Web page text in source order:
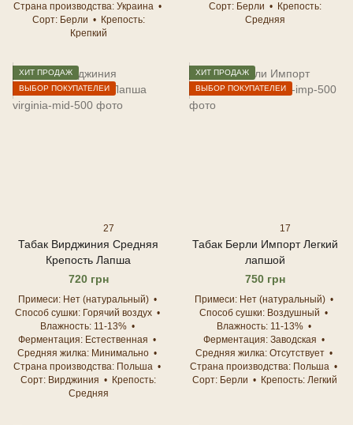
Страна производства Украина
Сорт
Берли
Крепость
Крепкий
Сорт
Берли
Крепость
Средняя
ХИТ ПРОДАЖ
ВЫБОР ПОКУПАТЕЛЕЙ
27
Табак Вирджиния Средняя
Крепость Лапша
720 грн
Примеси
Нет (натуральный)
Способ сушки
Горячий воздух
Влажность 11-13%
Ферментация
Естественная
Средняя жилка Минимально
Страна производства Польша
Сорт Вирджиния
Крепость
Средняя
ХИТ ПРОДАЖ
ВЫБОР ПОКУПАТЕЛЕЙ
17
Табак Берли Импорт Легкий
лапшой
750 грн
Примеси
Нет (натуральный)
Способ сушки
Воздушный
Влажность 11-13%
Ферментация Заводская
Средняя жилка Отсутствует
Страна производства Польша
Сорт Берли Крепость Легкий